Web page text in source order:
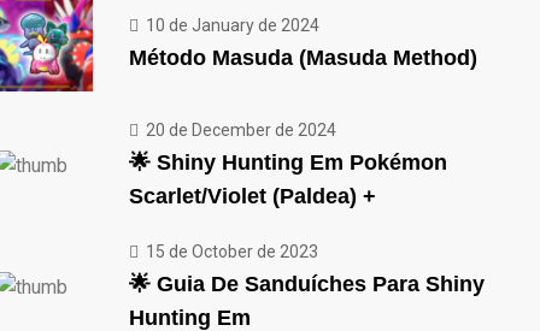
10 de January de 2024
Método Masuda (Masuda Method)
20 de December de 2024
🌟 Shiny Hunting Em Pokémon
Scarlet/Violet (Paldea) +
15 de October de 2023
🌟 Guia De Sanduíches Para Shiny
Hunting Em